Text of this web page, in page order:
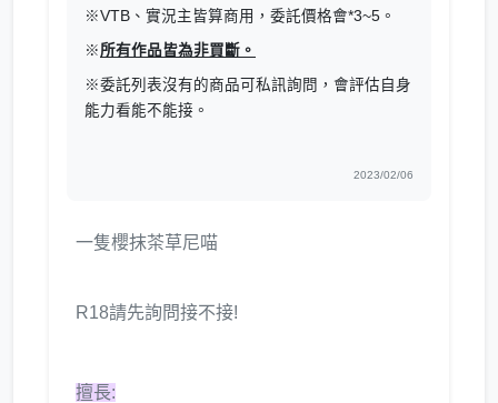
※VTB、實況主皆算商用，委託價格會*3~5。
※ 所有作品皆為非買斷。
※委託列表沒有的商品可私訊詢問，會評估自身
能力看能不能接。
2023/02/06
一隻櫻抹茶草尼喵
R18請先詢問接不接!
擅長: